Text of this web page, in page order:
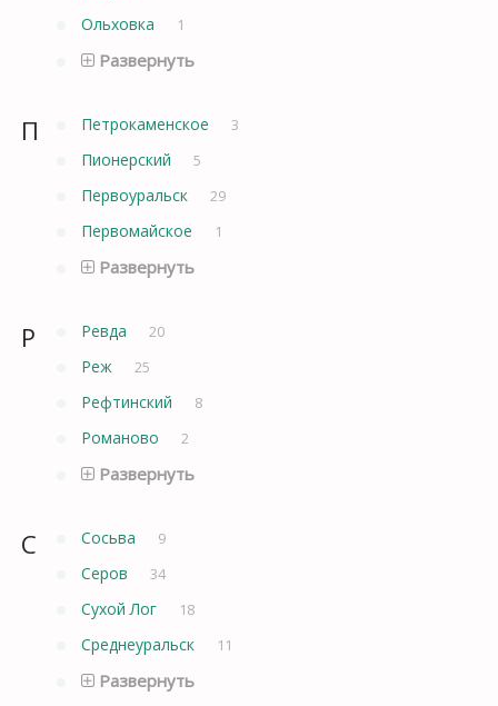
Ольховка 1
Развернуть
П Петрокаменское 3
Пионерский 5
Первоуральск 29
Первомайское 1
Развернуть
Р Ревда 20
Реж 25
Рефтинский 8
Романово 2
Развернуть
С Сосьва 9
Серов 34
Сухой Лог 18
Среднеуральск 11
Развернуть